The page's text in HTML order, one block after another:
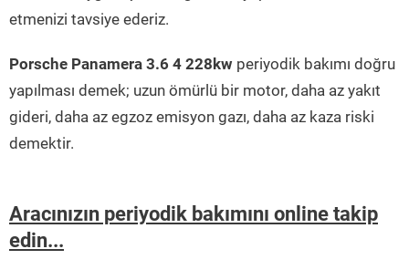
etmenizi tavsiye ederiz.
Porsche Panamera 3.6 4 228kw periyodik bakımı doğru
yapılması demek; uzun ömürlü bir motor, daha az yakıt
gideri, daha az egzoz emisyon gazı, daha az kaza riski
demektir.
Aracınızın periyodik bakımını online takip
edin...